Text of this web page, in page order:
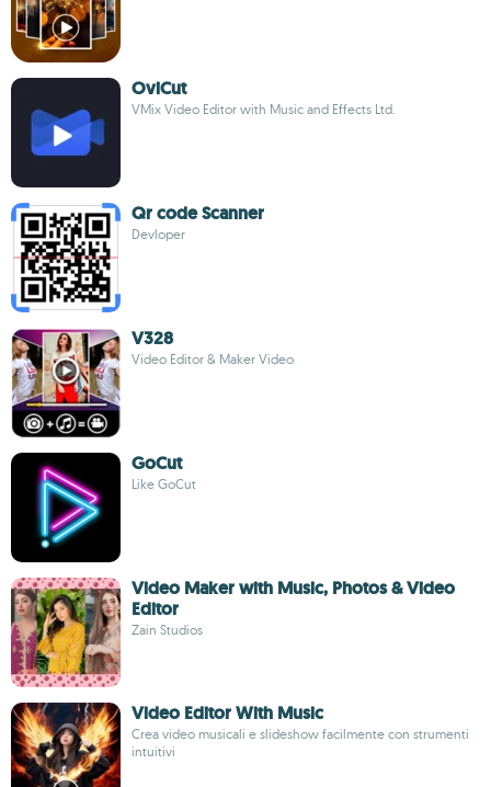
OviCut
VMix Video Editor with Music and Effects Ltd.
Qr code Scanner
Devloper
V328
Video Editor & Maker Video
GoCut
Like GoCut
Video Maker with Music, Photos & Video
Editor
Zain Studios
Video Editor With Music
Crea video musicali e slideshow facilmente con strumenti
intuitivi